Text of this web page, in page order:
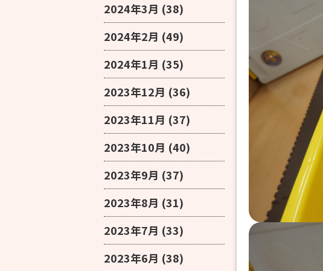
2024年3月 (38)
2024年2月 (49)
2024年1月 (35)
2023年12月 (36)
2023年11月 (37)
2023年10月 (40)
2023年9月 (37)
2023年8月 (31)
2023年7月 (33)
2023年6月 (38)